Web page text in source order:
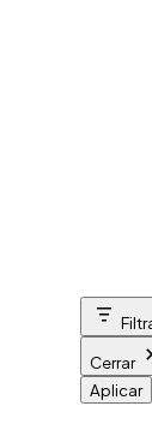
Cerrar
Aplicar